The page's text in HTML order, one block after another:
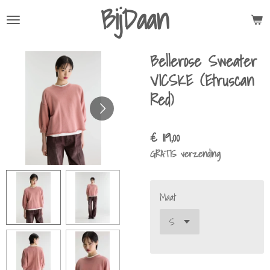
direct
hoofdinhoud
BijDaan
Bellerose Sweater
VICSKE (Etruscan
Red)
€ 119,00
GRATIS verzending
Maat